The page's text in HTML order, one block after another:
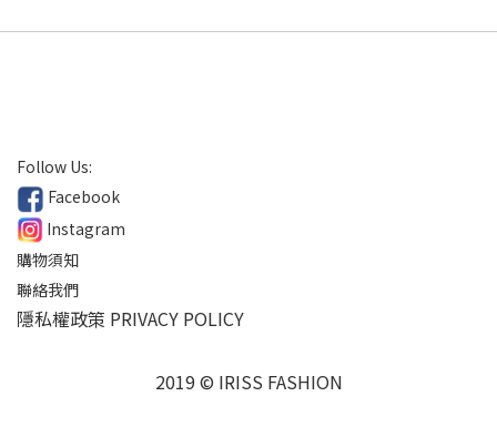
Follow Us:
Facebook
Instagram
購物須知
聯絡我們
隱私權政策 PRIVACY POLICY
2019 © IRISS FASHION